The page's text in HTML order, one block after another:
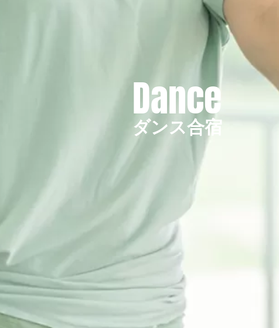
Dance
ダンス合宿